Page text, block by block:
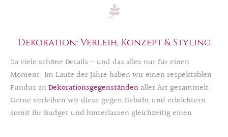
Hochzeitsjubiläum, der Promotionsfeier, des
Dekoration: Verleih, Konzept & Styling
So viele schöne Details – und das alles nur für einen
Moment. Im Laufe der Jahre haben wir einen respektablen
Fundus anDekorationsgegenständenaller Art gesammelt.
Gerne verleihen wir diese gegen Gebühr und erleichtern
somit Ihr Budget und hinterlassen gleichzeitig einen